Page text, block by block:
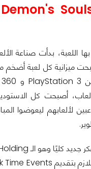
اللعبة، بدأت صناعة
ميزانية كل لعبة أضخم
أصبحت كل
لألعابهم ليعوضوا